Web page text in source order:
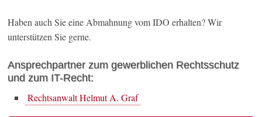
Haben auch Sie eine Abmahnung vom IDO erhalten? Wir
unterstützen Sie gerne.
Ansprechpartner zum gewerblichen Rechtsschutz
und zum IT-Recht:
Rechtsanwalt Helmut A. Graf